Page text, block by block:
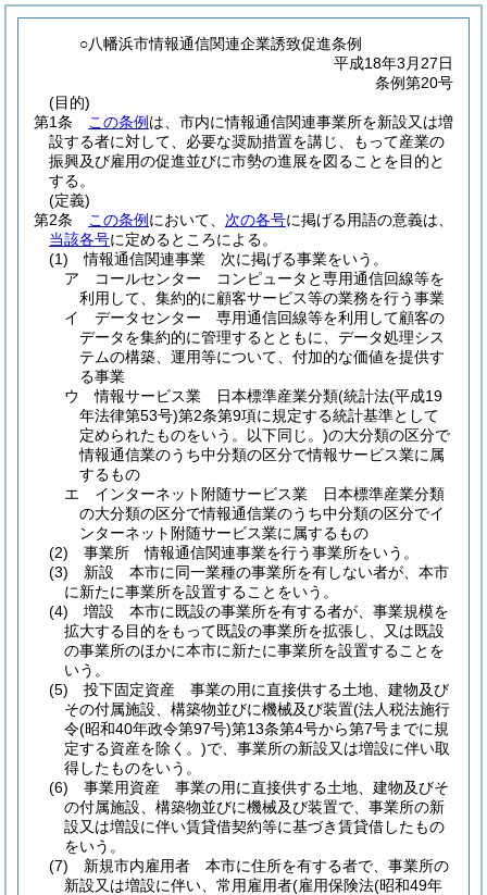
○八幡浜市情報通信関連企業誘致促進条例
平成18年3月27日
条例第20号
(目的)
第1条
この条例 は、市内に情報通信関連事業所を新設又は増
設する者に対して、必要な奨励措置を講じ、もって産業の
振興及び雇用の促進並びに市勢の進展を図ることを目的と
する。
(定義)
第2条
この条例 において、 次の各号に掲げる用語の意義は、
当該各号に定めるところによる。
(1)
情報通信関連事業 次に掲げる事業をいう。
ア
コールセンター コンピュータと専用通信回線等を
利用して、集約的に顧客サービス等の業務を行う事業
イ
データセンター 専用通信回線等を利用して顧客の
データを集約的に管理するとともに、データ処理シス
テムの構築、運用等について、付加的な価値を提供す
る事業
ウ
情報サービス業 日本標準産業分類(統計法(平成19
年法律第53号)第2条第9項に規定する統計基準として
定められたものをいう。以下同じ。)の大分類の区分で
情報通信業のうち中分類の区分で情報サービス業に属
するもの
エ
インターネット附随サービス業 日本標準産業分類
の大分類の区分で情報通信業のうち中分類の区分でイ
ンターネット附随サービス業に属するもの
(2)
事業所 情報通信関連事業を行う事業所をいう。
(3)
新設 本市に同一業種の事業所を有しない者が、本市
に新たに事業所を設置することをいう。
(4)
増設 本市に既設の事業所を有する者が、事業規模を
拡大する目的をもって既設の事業所を拡張し、又は既設
の事業所のほかに本市に新たに事業所を設置することを
いう。
(5)
投下固定資産 事業の用に直接供する土地、建物及び
その付属施設、構築物並びに機械及び装置(法人税法施行
令(昭和40年政令第97号)第13条第4号から第7号までに規
定する資産を除く。)で、事業所の新設又は増設に伴い取
得したものをいう。
(6)
事業用資産 事業の用に直接供する土地、建物及びそ
の付属施設、構築物並びに機械及び装置で、事業所の新
設又は増設に伴い賃貸借契約等に基づき賃貸借したもの
をいう。
(7)
新規市内雇用者 本市に住所を有する者で、事業所の
新設又は増設に伴い、常用雇用者(雇用保険法(昭和49年